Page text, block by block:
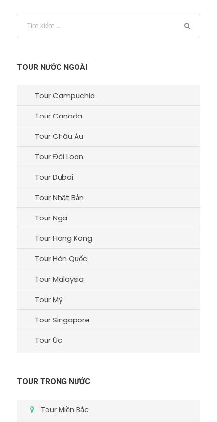
TOUR NƯỚC NGOÀI
Tour Campuchia
Tour Canada
Tour Châu Âu
Tour Đài Loan
Tour Dubai
Tour Nhật Bản
Tour Nga
Tour Hong Kong
Tour Hàn Quốc
Tour Malaysia
Tour Mỹ
Tour Singapore
Tour Úc
TOUR TRONG NƯỚC
Tour Miền Bắc